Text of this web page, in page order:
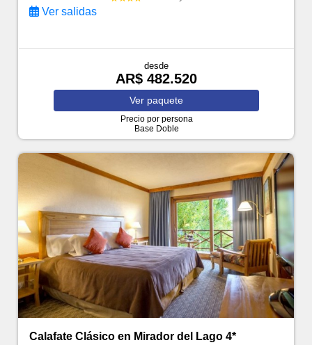
Ver salidas
desde
AR$ 482.520
Ver paquete
Precio por persona
Base Doble
Calafate Clásico en Mirador del Lago 4*